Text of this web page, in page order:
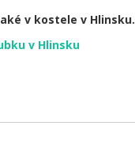
v kostele v Hlinsku.
v Hlinsku